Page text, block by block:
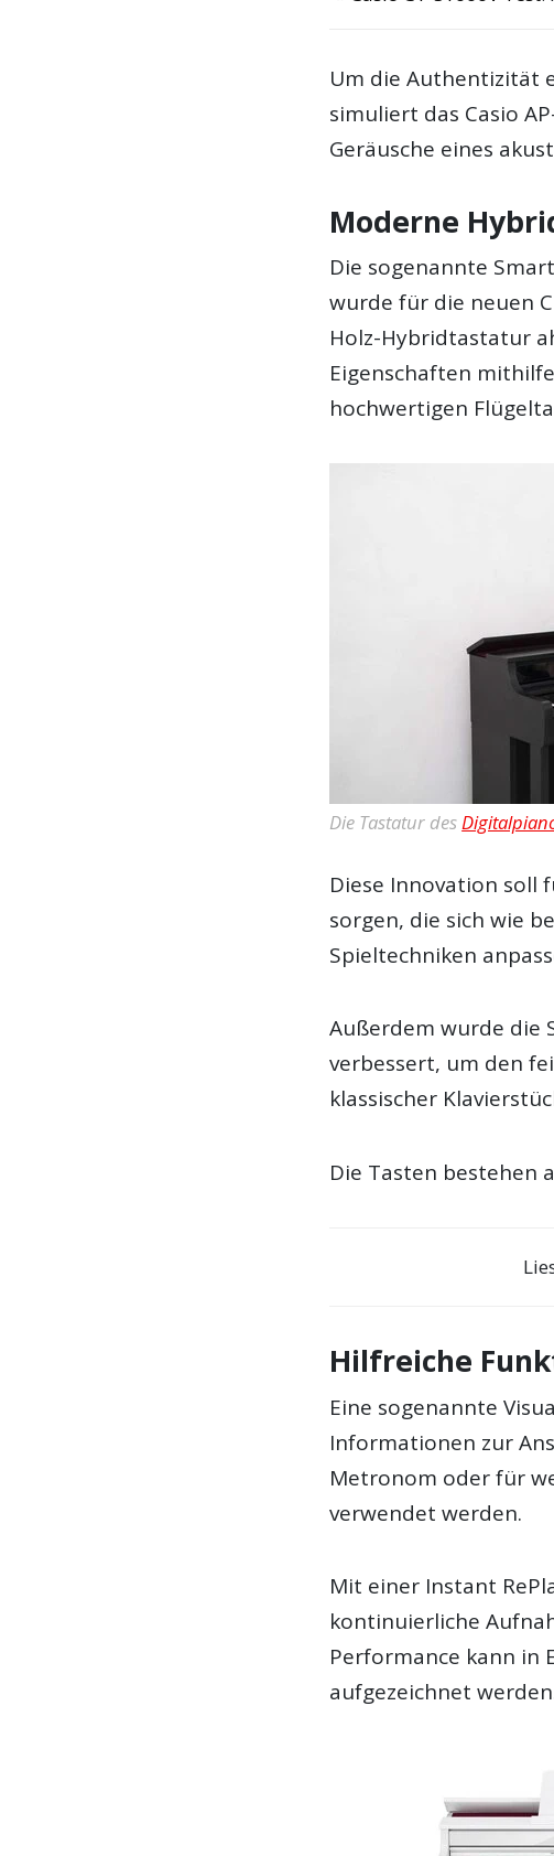
Um die Authentizität
simuliert das Casio
Geräusche eines
Moderne
Die sogenannte
wurde für die neuen
Holz-Hybridtastatur
Eigenschaften
hochwertigen
Die Tastatur des
Diese Innovation soll
sorgen, die sich wie
Spieltechniken
Außerdem wurde die
verbessert, um den
klassischer
Die Tasten bestehen
Hilfreiche
Eine sogenannte
Informationen zur
Metronom oder für
verwendet werden.
Mit einer Instant
kontinuierliche
Performance kann in
aufgezeichnet